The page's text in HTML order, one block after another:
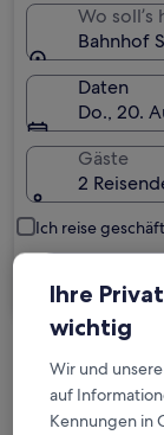
Wo soll’s
Bahnhof
Daten
Do., 20.
Gäste
2
Ich reise
Ihre
wichtig
Wir und unsere
auf
Kennungen in